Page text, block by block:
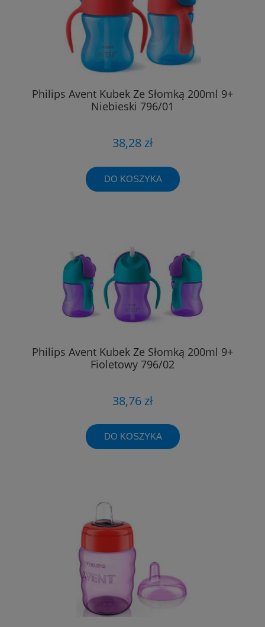
Philips Avent Kubek Ze Słomką 200ml 9+
Niebieski 796/01
38,28 zł
DO KOSZYKA
Philips Avent Kubek Ze Słomką 200ml 9+
Fioletowy 796/02
38,76 zł
DO KOSZYKA